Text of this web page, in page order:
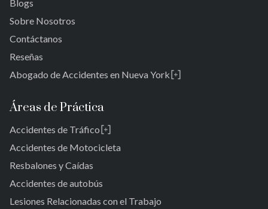
Blogs
Sobre Nosotros
Contáctanos
Reseñas
Abogado de Accidentes en Nueva York
Brooklyn
Nueva York 10038
Áreas de Práctica
Accidentes de Tráfico
Cambria Heights
St. Albans
Jamaica
Accidentes de Motocicleta
Resbalones y Caídas
Accidentes de autobús
Lesiones Relacionadas con el Trabajo